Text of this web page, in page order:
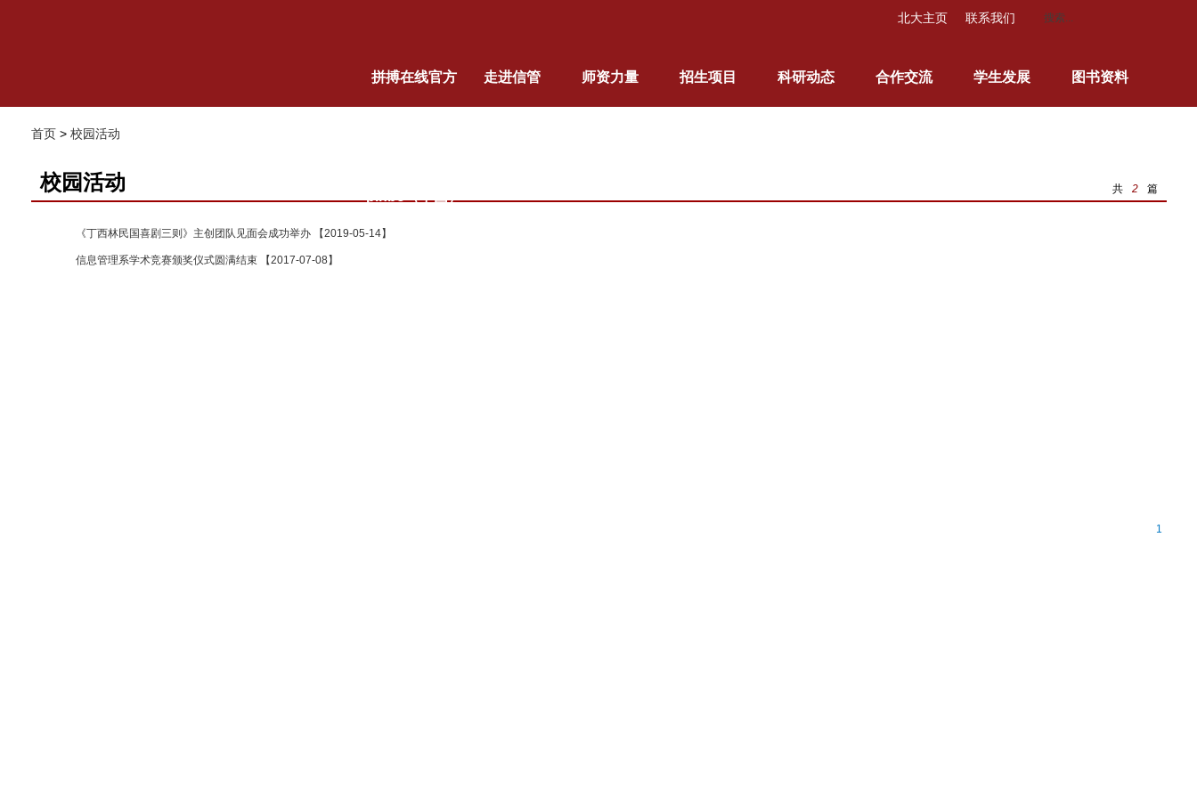
北大主页 联系我们
拼搏在线官方 走进信管 师资力量 招生项目 科研动态 合作交流 学生发展 图书资料
首页> 校园活动
校园活动 共 2 篇
《丁西林民国喜剧三则》主创团队见面会成功举办 【2019-05-14】
信息管理系学术竞赛颁奖仪式圆满结束 【2017-07-08】
1